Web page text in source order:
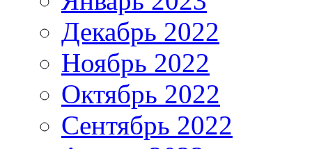
Декабрь 2022
Ноябрь 2022
Октябрь 2022
Сентябрь 2022